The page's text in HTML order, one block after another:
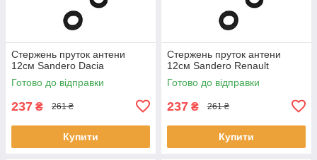
Стержень пруток антени
12см Sandero Dacia
Готово до відправки
237 ₴ 261 ₴
Купити
Стержень пруток антени
12см Sandero Renault
Готово до відправки
237 ₴ 261 ₴
Купити